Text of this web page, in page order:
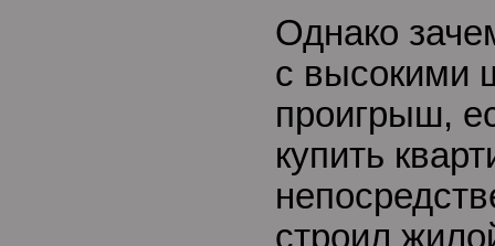
Однако
с высокими
проигрыш,
купить
строил